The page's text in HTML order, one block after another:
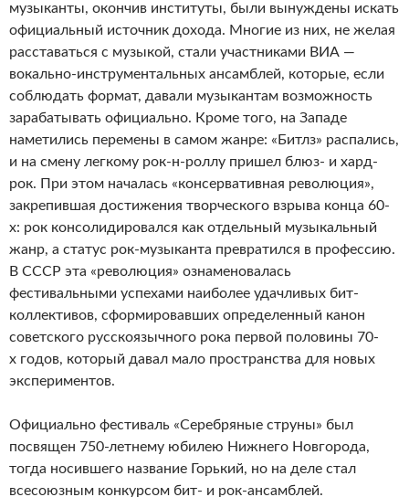
музыканты, окончив институты, были вынуждены искать
официальный источник дохода. Многие из них, не желая
расставаться с музыкой, стали участниками ВИА —
вокально-инструментальных ансамблей, которые, если
соблюдать формат, давали музыкантам возможность
зараба­тывать официально. Кроме того, на Западе
наметились перемены в самом жанре: «Битлз» распались,
и на смену легкому рок-н-роллу пришел блюз- и хард-
рок. При этом началась «консервативная революция»,
закрепившая достижения творческого взрыва конца 60-
х: рок консолидировался как отдель­ный музыкальный
жанр, а статус рок-музыканта превратился в профес­сию.
В СССР эта «революция» ознаменовалась
фестивальными успехами наиболее удач­ливых бит-
коллективов, сформировавших определенный канон
советского русскоязычного рока первой половины 70-
х годов, который давал мало пространства для новых
экспериментов.
Официально фестиваль «Серебряные струны» был
посвящен 750-летнему юбилею Нижнего Новгорода,
тогда носившего название Горький, но на деле стал
всесоюзным конкурсом бит- и рок-ансамблей.